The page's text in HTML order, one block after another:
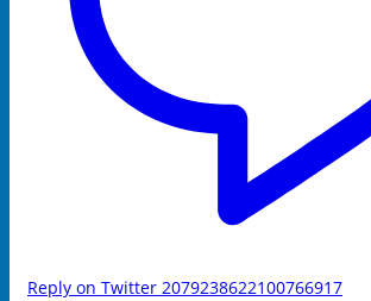
Reply on Twitter 2079238622100766917